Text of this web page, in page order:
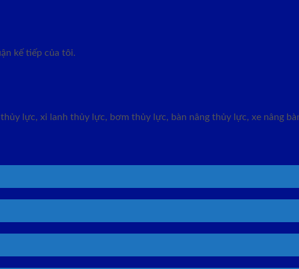
kế tiếp của tôi.
lực, xi lanh thủy lực, bơm thủy lực, bàn nâng thủy lực, xe nâng